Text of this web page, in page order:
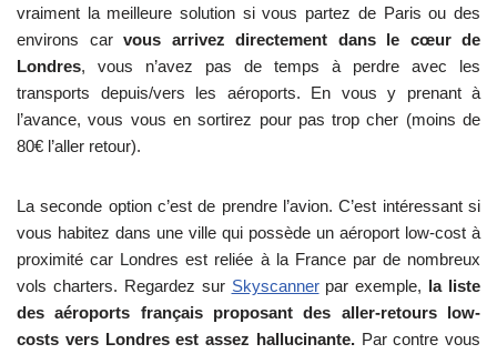
vraiment la meilleure solution si vous partez de Paris ou des
environs car vous arrivez directement dans le cœur de
Londres, vous n’avez pas de temps à perdre avec les
transports depuis/vers les aéroports. En vous y prenant à
l’avance, vous vous en sortirez pour pas trop cher (moins de
80€ l’aller retour).
La seconde option c’est de prendre l’avion. C’est intéressant si
vous habitez dans une ville qui possède un aéroport low-cost à
proximité car Londres est reliée à la France par de nombreux
vols charters. Regardez sur Skyscannerpar exemple, la liste
des aéroports français proposant des aller-retours low-
costs vers Londres est assez hallucinante.Par contre vous